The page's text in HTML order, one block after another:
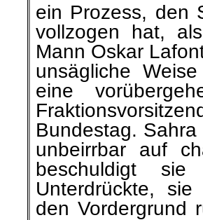
vollzogen hat,
Mann Oskar
unsägliche
eine
Bundestag.
unbeirrbar auf
beschuldigt sie
Unterdrückte, sie
den Vordergrund
zu kokettieren.